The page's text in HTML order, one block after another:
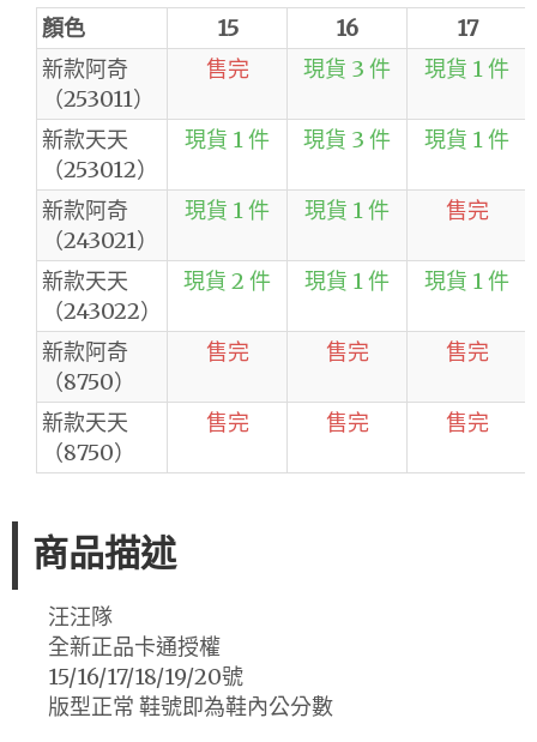
顏色 15 16
17
新款阿奇
（253011）
售完 現貨 3 件 現貨 1 件
新款天天
（253012）
現貨 1 件 現貨 3 件 現貨 1 件
新款阿奇
（243021）
現貨 1 件 現貨 1 件 售完
新款天天
（243022）
現貨 2 件 現貨 1 件 現貨 1 件
新款阿奇
（8750）
售完 售完 售完
新款天天
（8750）
售完 售完 售完
商品描述
汪汪隊
全新正品卡通授權
15/16/17/18/19/20號
版型正常 鞋號即為鞋內公分數